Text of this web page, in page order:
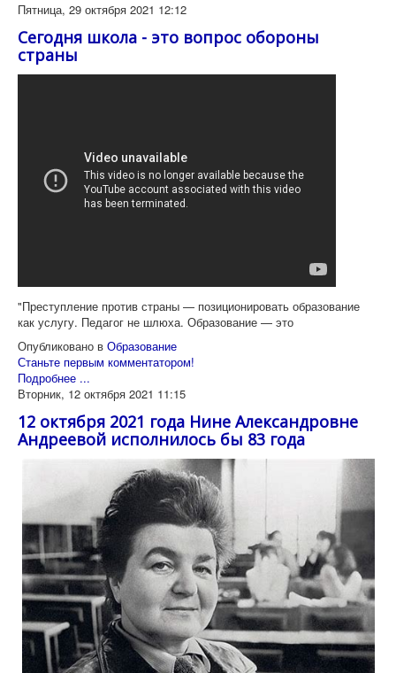
Пятница, 29 октября 2021 12:12
Сегодня школа - это вопрос обороны
страны
"Преступление против страны — позиционировать образование
как услугу. Педагог не шлюха. Образование — это
Опубликовано в Образование
Станьте первым комментатором!
Подробнее ...
Вторник, 12 октября 2021 11:15
12 октября 2021 года Нине Александровне
Андреевой исполнилось бы 83 года